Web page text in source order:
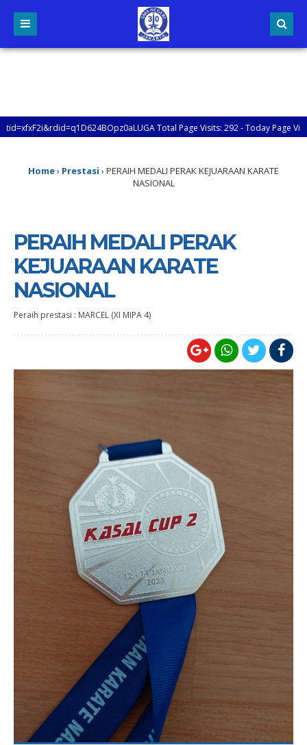
Total Page Visits: 292 - Today Page Visits: 1
SMAN 30 JAKARTA Total Page Visits: 292 - Today Page Visits: 1
Home› Prestasi › PERAIH MEDALI PERAK KEJUARAAN KARATE
NASIONAL
PERAIH MEDALI PERAK
KEJUARAAN KARATE
NASIONAL
Peraih prestasi : MARCEL (XI MIPA 4)